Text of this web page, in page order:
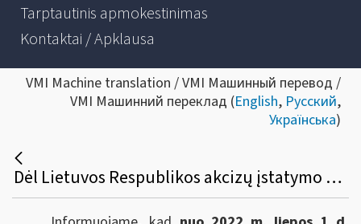
Tarptautinis apmokestinimas
Kontaktai / Apklausa
VMI Machine translation / VMI Машинный перевод /
VMI Машинний переклад (English, Русский,
Українська)
Dėl Lietuvos Respublikos akcizų įstatymo pakeitimo